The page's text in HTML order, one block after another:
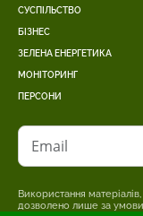
СУСПІЛЬСТВО
БІЗНЕС
ЗЕЛЕНА ЕНЕРГЕТИКА
МОНІТОРИНГ
ПЕРСОНИ
Email
Використання
дозволено лише за умови